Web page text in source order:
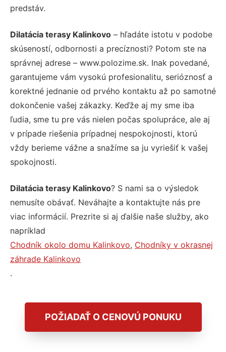
predstáv.
Dilatácia terasy Kalinkovo – hľadáte istotu v podobe
skúseností, odbornosti a precíznosti? Potom ste na
správnej adrese – www.polozime.sk. Inak povedané,
garantujeme vám vysokú profesionalitu, serióznosť a
korektné jednanie od prvého kontaktu až po samotné
dokončenie vašej zákazky. Keďže aj my sme iba
ľudia, sme tu pre vás nielen počas spolupráce, ale aj
v prípade riešenia prípadnej nespokojnosti, ktorú
vždy berieme vážne a snažíme sa ju vyriešiť k vašej
spokojnosti.
Dilatácia terasy Kalinkovo? S nami sa o výsledok
nemusíte obávať. Neváhajte a kontaktujte nás pre
viac informácií. Prezrite si aj ďalšie naše služby, ako
napríklad
Chodník okolo domu Kalinkovo, Chodníky v okrasnej
záhrade Kalinkovo
.
POŽIADAŤ O CENOVÚ PONUKU